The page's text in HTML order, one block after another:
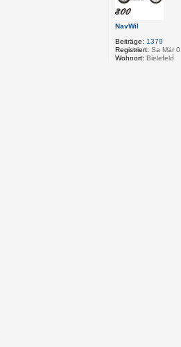
NavWil
Beiträge: 1379
Registriert: Sa Mär
Wohnort: Bielefeld